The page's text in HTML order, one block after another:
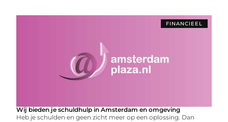
FINANCIEEL
Wij bieden je schuldhulp in Amsterdam en omgeving
Heb je schulden en geen zicht meer op een oplossing. Dan